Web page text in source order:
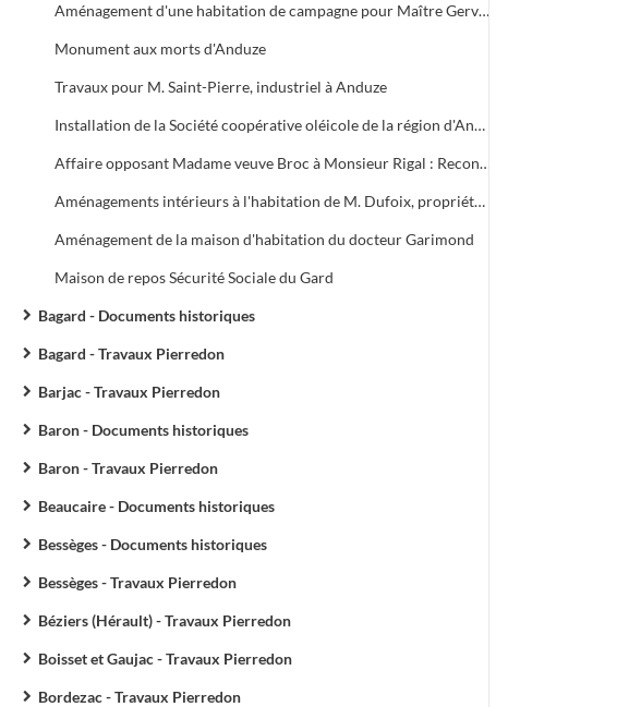
Aménagement d'une habitation de campagne pour Maître Gervais, notaire à Anduze
Monument aux morts d'Anduze
Travaux pour M. Saint-Pierre, industriel à Anduze
Installation de la Société coopérative oléicole de la région d'Anduze (moulin à huile)
Affaire opposant Madame veuve Broc à Monsieur Rigal : Reconstruction du mur de façade de Madame Broc
Aménagements intérieurs à l'habitation de M. Dufoix, propriétaire à Anduze
Aménagement de la maison d'habitation du docteur Garimond
Maison de repos Sécurité Sociale du Gard
Bagard - Documents historiques
Bagard - Travaux Pierredon
Barjac - Travaux Pierredon
Baron - Documents historiques
Baron - Travaux Pierredon
Beaucaire - Documents historiques
Bessèges - Documents historiques
Bessèges - Travaux Pierredon
Béziers (Hérault) - Travaux Pierredon
Boisset et Gaujac - Travaux Pierredon
Bordezac - Travaux Pierredon